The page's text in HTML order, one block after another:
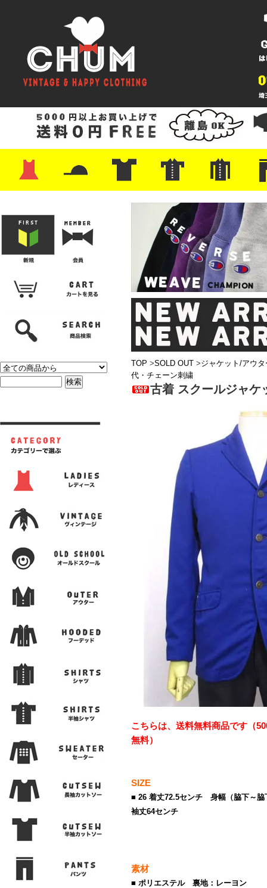
・レザーシューズ/スニーカー
・プリントTシャツ
・バンド/ツアー
・キャラクター
・Nike/adidas/スポーツ
・チャンピオン
・サーフ/スケート
・ボーダー/総柄/無地
・フットボール/リンガー
・タンクトップ/NBA・ポロシャツ
・半袖シャツ
・アロハ/サーフ/ボーリング
・ラルフ/ブランド
・無地/チェック/ストラ
・ワーク/ミリタリー/ウ
・ネル/ウール ・ショ
・アウ
・ジー
・
・ミリ
・コー
・コッ
・オー
・ジャ
ン
TOP >SOLD OUT >ジャケット/アウタ
代・チェーン刺繍
古着 スクールジャケ
こちらは、送料無料商品です（
無料）
SIZE
■ 26 着丈72.5センチ 身幅（脇下～
袖丈64センチ
素材
■ ポリエステル 裏地：レーヨン